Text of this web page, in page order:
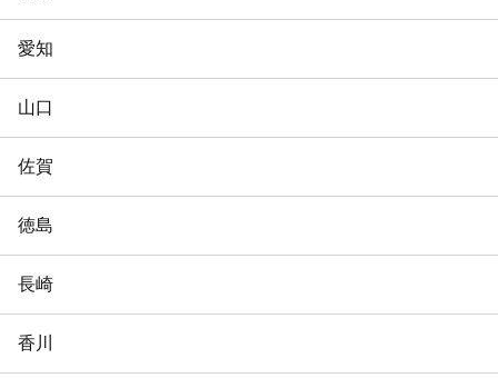
愛知
山口
佐賀
徳島
長崎
香川